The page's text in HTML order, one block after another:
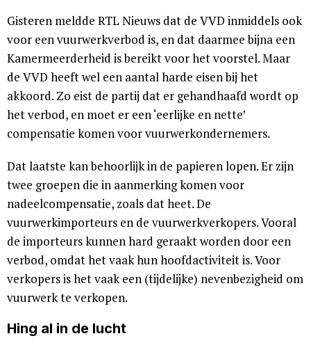
Gisteren meldde RTL Nieuws dat de VVD inmiddels ook
voor een vuurwerkverbod is, en dat daarmee bijna een
Kamermeerderheid is bereikt voor het voorstel. Maar
de VVD heeft wel een aantal harde eisen bij het
akkoord. Zo eist de partij dat er gehandhaafd wordt op
het verbod, en moet er een ‘eerlijke en nette’
compensatie komen voor vuurwerkondernemers.
Dat laatste kan behoorlijk in de papieren lopen. Er zijn
twee groepen die in aanmerking komen voor
nadeelcompensatie, zoals dat heet. De
vuurwerkimporteurs en de vuurwerkverkopers. Vooral
de importeurs kunnen hard geraakt worden door een
verbod, omdat het vaak hun hoofdactiviteit is. Voor
verkopers is het vaak een (tijdelijke) nevenbezigheid om
vuurwerk te verkopen.
Hing al in de lucht